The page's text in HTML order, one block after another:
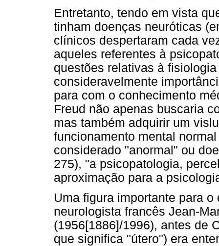
Entretanto, tendo em vista
tinham doenças neuróticas
clínicos despertaram cada
aqueles referentes à
questões relativas à
consideravelmente
para com o conhecimento
Freud não apenas buscaria
mas também adquirir um
funcionamento mental
considerado "anormal" ou
275), "a psicopatologia,
aproximação para a
Uma figura importante para
neurologista francês Jean-
(1956[1886]/1996), antes de
que significa "útero") era